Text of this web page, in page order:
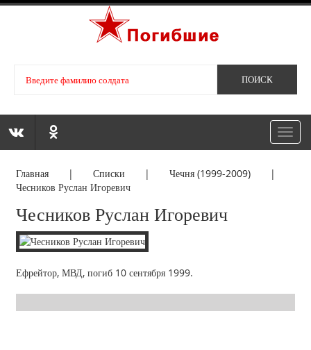
Главная |Списки | Чечня (1999-2009)|
Чесников Руслан Игоревич
Чесников Руслан Игоревич
Ефрейтор, МВД, погиб 10 сентября 1999.